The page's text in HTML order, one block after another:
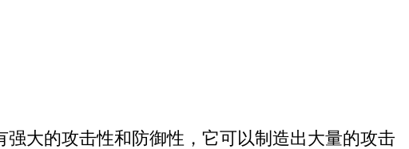
大的攻击性和防御性，它可以制造出大量的攻击